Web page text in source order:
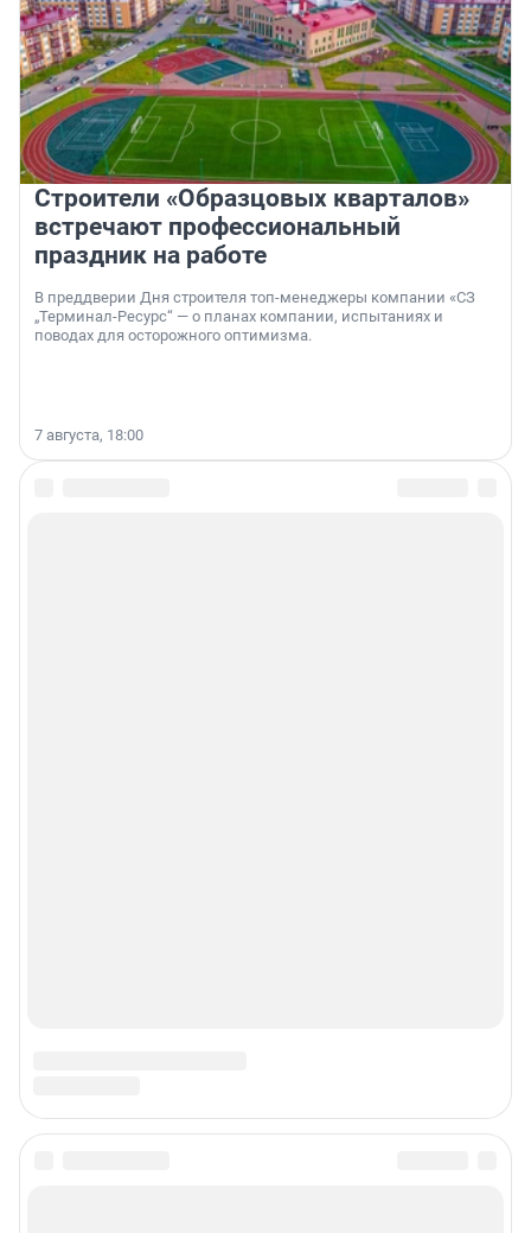
Строители «Образцовых кварталов»
встречают профессиональный
праздник на работе
В преддверии Дня строителя топ-менеджеры компании «СЗ
„Терминал-Ресурс“ — о планах компании, испытаниях и
поводах для осторожного оптимизма.
7 августа, 18:00